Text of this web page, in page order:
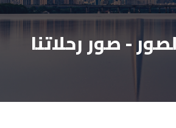
- صور رحلاتنا